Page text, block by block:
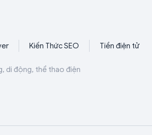
Kiến Thức SEO Tiền điện tử
di động, thể thao điện